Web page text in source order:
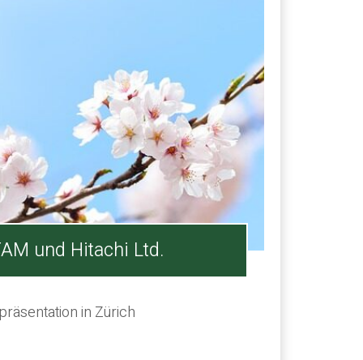
und Hitachi Ltd.
in Zürich